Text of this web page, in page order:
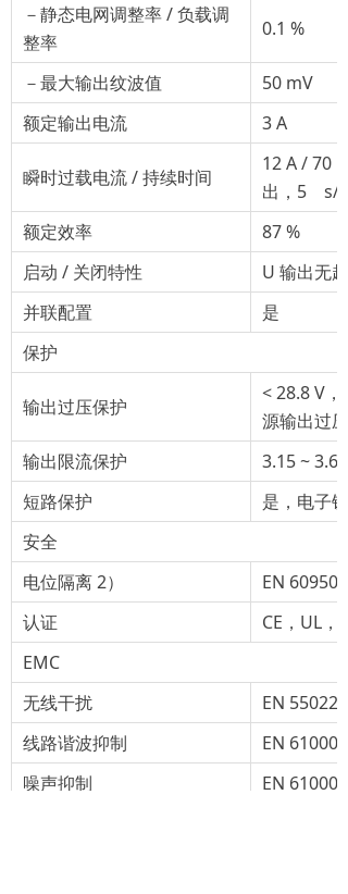
－静态电网调整率 / 负载调
整率
0.1 %
－最大输出纹波值
50 mV
额定输出电流
3 A
瞬时过载电流 / 持续时间
12 A / 70
出，5 s/
额定效率
87 %
启动 / 关闭特性
U 输出无
并联配置
是
保护
输出过压保护
< 28.8 V
源输出过压
输出限流保护
3.15 ~ 3.6 A
短路保护
是，电子
安全
电位隔离 2）
EN
认证
CE，UL，
EMC
无线干扰
EN 55022
线路谐波抑制
EN 61000-
噪声抑制
EN 61000-